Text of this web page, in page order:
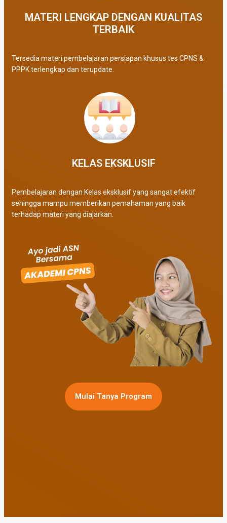
MATERI LENGKAP DENGAN KUALITAS
TERBAIK​
Tersedia materi pembelajaran persiapan khusus tes CPNS &
PPPK terlengkap dan terupdate.
KELAS EKSKLUSIF​
Pembelajaran dengan Kelas eksklusif yang sangat efektif
sehingga mampu memberikan pemahaman yang baik
terhadap materi yang diajarkan.
Mulai Tanya Program